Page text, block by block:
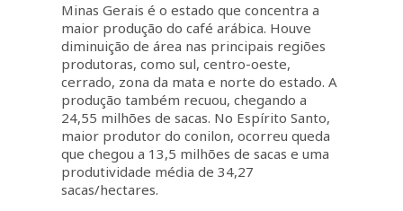
Minas Gerais é o estado que concentra a
maior produção do café arábica. Houve
diminuição de área nas principais regiões
produtoras, como sul, centro-oeste,
cerrado, zona da mata e norte do estado. A
produção também recuou, chegando a
24,55 milhões de sacas. No Espírito Santo,
maior produtor do conilon, ocorreu queda
que chegou a 13,5 milhões de sacas e uma
produtividade média de 34,27
sacas/hectares.